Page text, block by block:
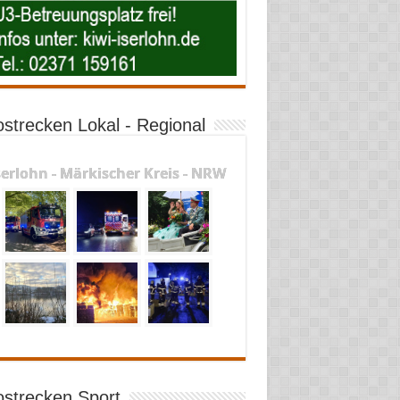
Lokal - Regional
- Märkischer Kreis - NRW